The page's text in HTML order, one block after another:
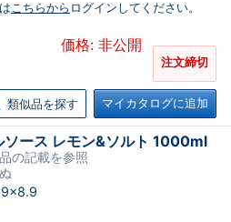
こちらから ログインしてください。
価格: 非公開
注文締切
類似品を探す マイカタログに追加
ソース レモン&ソルト 1000ml
の記載を参照